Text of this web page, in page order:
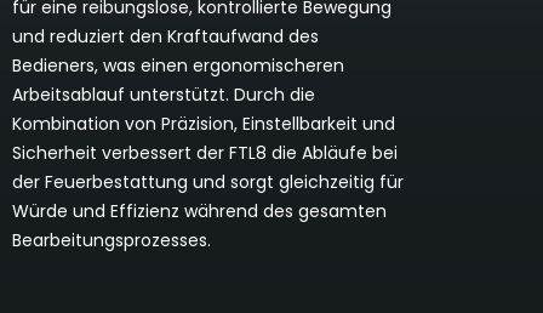
für eine reibungslose, kontrollierte Bewegung
und reduziert den Kraftaufwand des
Bedieners, was einen ergonomischeren
Arbeitsablauf unterstützt. Durch die
Kombination von Präzision, Einstellbarkeit und
Sicherheit verbessert der FTL8 die Abläufe bei
der Feuerbestattung und sorgt gleichzeitig für
Würde und Effizienz während des gesamten
Bearbeitungsprozesses.